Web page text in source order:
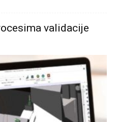
validacije